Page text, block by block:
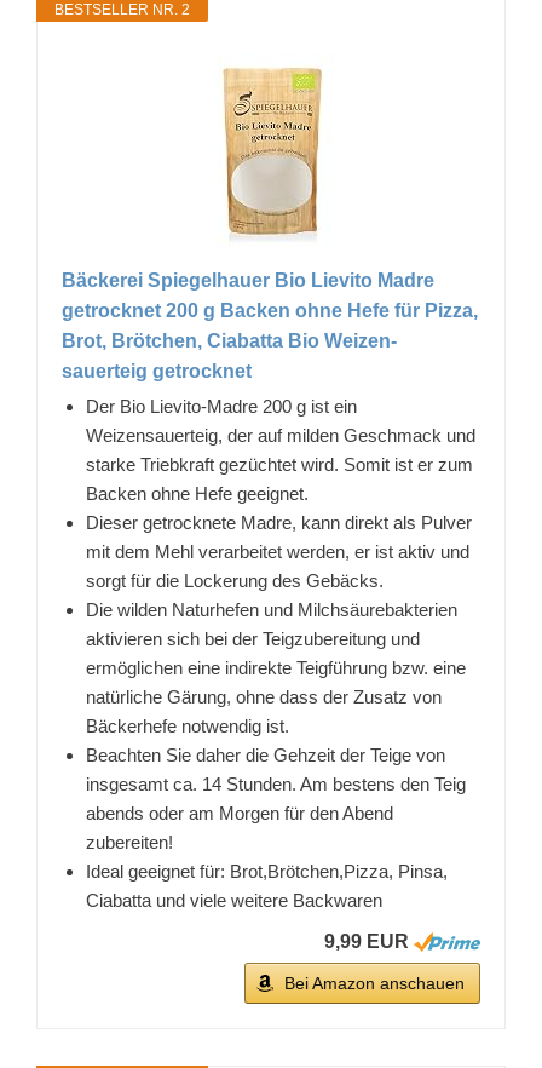
BESTSELLER NR. 2
Bäckerei Spiegelhauer Bio Lievito Madre
getrocknet 200 g Backen ohne Hefe für Pizza,
Brot, Brötchen, Ciabatta Bio Weizen-
sauerteig getrocknet
Der Bio Lievito-Madre 200 g ist ein
Weizensauerteig, der auf milden Geschmack und
starke Triebkraft gezüchtet wird. Somit ist er zum
Backen ohne Hefe geeignet.
Dieser getrocknete Madre, kann direkt als Pulver
mit dem Mehl verarbeitet werden, er ist aktiv und
sorgt für die Lockerung des Gebäcks.
Die wilden Naturhefen und Milchsäurebakterien
aktivieren sich bei der Teigzubereitung und
ermöglichen eine indirekte Teigführung bzw. eine
natürliche Gärung, ohne dass der Zusatz von
Bäckerhefe notwendig ist.
Beachten Sie daher die Gehzeit der Teige von
insgesamt ca. 14 Stunden. Am bestens den Teig
abends oder am Morgen für den Abend
zubereiten!
Ideal geeignet für: Brot,Brötchen,Pizza, Pinsa,
Ciabatta und viele weitere Backwaren
9,99 EUR
Bei Amazon anschauen